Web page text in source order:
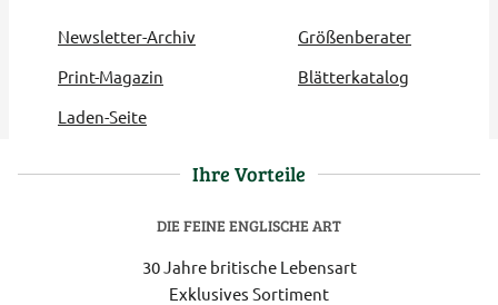
Newsletter-Archiv
Größenberater
Print-Magazin
Blätterkatalog
Laden-Seite
Ihre Vorteile
DIE FEINE ENGLISCHE ART
30 Jahre britische Lebensart
Exklusives Sortiment